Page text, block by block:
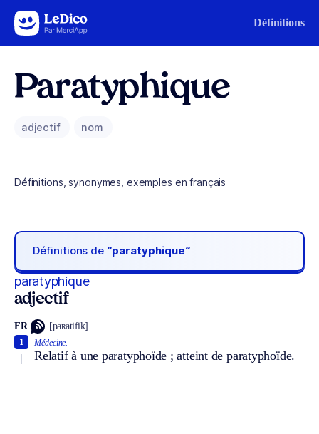
Aller au contenu Définitions
Paratyphique
adjectif nom
Définitions, synonymes, exemples en français
Définitions de “paratyphique“
paratyphique
adjectif
FR [paʀatifik]
Médecine.
Relatif à une paratyphoïde ; atteint de paratyphoïde.
1